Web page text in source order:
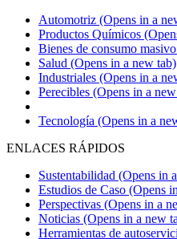
Automotriz (Opens in a
Productos Químicos
Bienes de consumo masivo
Salud (Opens in a new tab)
Industriales (Opens in a
Perecibles (Opens in a
Tecnología (Opens in a
ENLACES RÁPIDOS
Sustentabilidad (Opens in
Estudios de Caso (Opens
Perspectivas (Opens in a
Noticias (Opens in a new
Herramientas de